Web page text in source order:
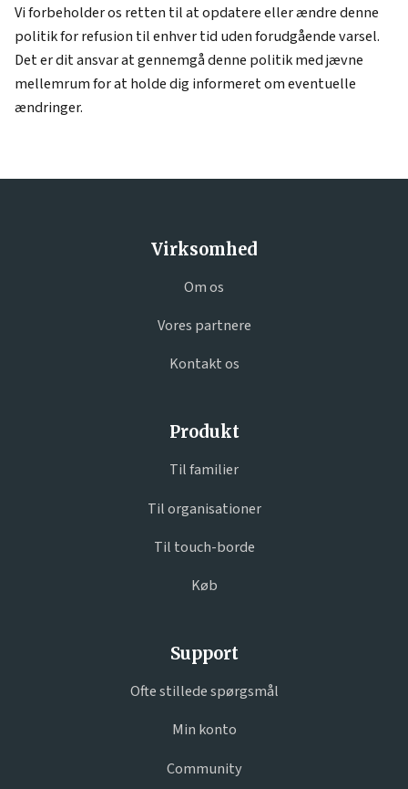
Vi forbeholder os retten til at opdatere eller ændre denne
politik for refusion til enhver tid uden forudgående varsel.
Det er dit ansvar at gennemgå denne politik med jævne
mellemrum for at holde dig informeret om eventuelle
ændringer.
Virksomhed
Om os
Vores partnere
Kontakt os
Produkt
Til familier
Til organisationer
Til touch-borde
Køb
Support
Ofte stillede spørgsmål
Min konto
Community